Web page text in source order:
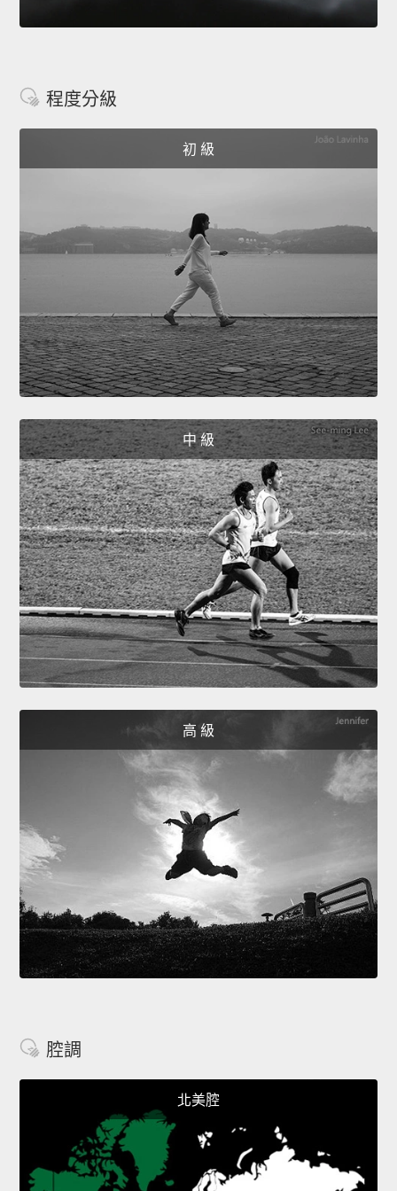
程度分級
初 級
中 級
高 級
腔調
北美腔